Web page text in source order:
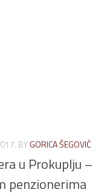
BYGORICA ŠEGOVIĆ
u Prokuplju –
penzionerima